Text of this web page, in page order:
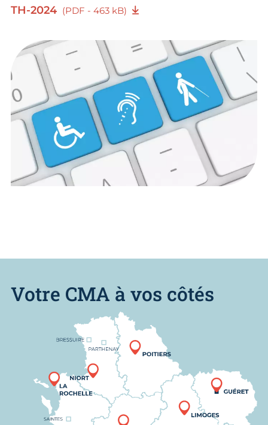
TH-2024 (PDF - 463 kB)
Votre CMA à vos côtés